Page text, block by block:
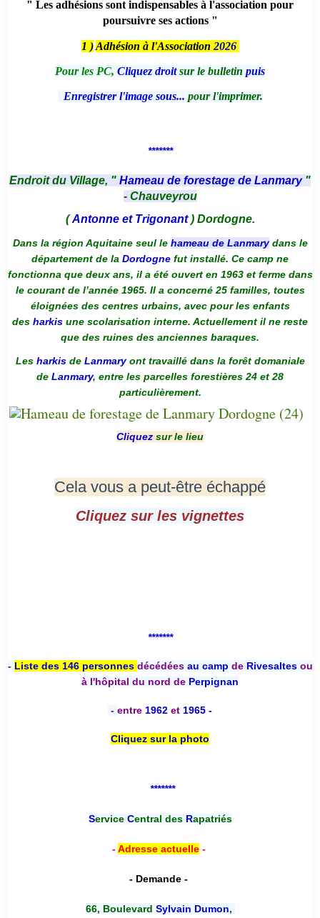
" Les adhésions sont indispensables à l'association pour
poursuivre ses actions "
1 ) Adhésion à l'Association 2026
Pour les PC, Cliquez droitsur le bulletin puis
Enregistrer l'image sous... pour l'imprimer.
*******
Endroit du Village, " Hameau de forestage de Lanmary "
- Chauveyrou
(Antonne et Trigonant) Dordogne.
Dans la région Aquitaine seul le hameau de Lanmarydans le
département de la Dordogne fut installé. Ce camp ne
fonctionna que deux ans, il a été ouvert en 1963 et ferme dans
le courant de l’année 1965. Il a concerné 25 familles, toutes
éloignées des centres urbains, avec pour les enfants
des harkis une scolarisation interne. Actuellement il ne reste
que des ruines des anciennes baraques.
Les harkis de Lanmaryont travaillé dans la forêt domaniale
de Lanmary, entre les parcelles forestières 24 et 28
particulièrement.
Cliquez sur le lieu
Cela vous a peut-être échappé
Cliquez sur les vignettes
*******
- Liste des 146 personnes décédées au camp deRivesaltesou
à l'hôpital du nord de Perpignan
- entre 1962 et 1965 -
Cliquez sur la photo
*******
Service Central desRapatriés
-Adresse actuelle-
- Demande -
66, Boulevard Sylvain Dumon,